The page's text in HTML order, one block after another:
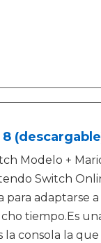
Modelo +
Switch
para adaptarse
tiempo.Es
la consola la